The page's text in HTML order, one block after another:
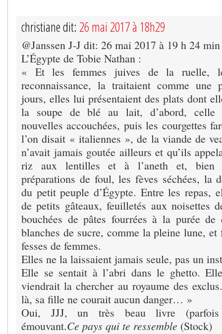
christiane dit: 26 mai 2017 à 18h29
@Janssen J-J dit: 26 mai 2017 à 19 h 24 min
L’Égypte de Tobie Nathan :
« Et les femmes juives de la ruelle,
reconnaissance, la traitaient comme une
jours, elles lui présentaient des plats dont
la soupe de blé au lait, d’abord, celle
nouvelles accouchées, puis les courgettes
l’on disait « italiennes », de la viande de
n’avait jamais goutée ailleurs et qu’ils
riz aux lentilles et à l’aneth et, bien
préparations de foul, les fèves séchées, la
du petit peuple d’Égypte. Entre les repas,
de petits gâteaux, feuilletés aux noisettes
bouchées de pâtes fourrées à la purée de
blanches de sucre, comme la pleine lune, et
fesses de femmes.
Elles ne la laissaient jamais seule, pas un
Elle se sentait à l’abri dans le ghetto.
viendrait la chercher au royaume des
là, sa fille ne courait aucun danger… »
Oui, JJJ, un très beau livre (parfois
émouvant.Ce pays qui te ressemble (Stock)